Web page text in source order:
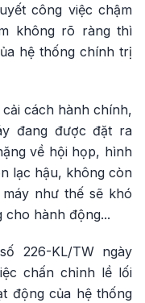
công việc chậm
không rõ ràng thì
hệ thống chính trị
cách hành chính,
đang được đặt ra
về hội họp, hình
lạc hậu, không còn
như thế sẽ khó
cho hành động...
226-KL/TW ngày
chấn chỉnh lề lối
động của hệ thống